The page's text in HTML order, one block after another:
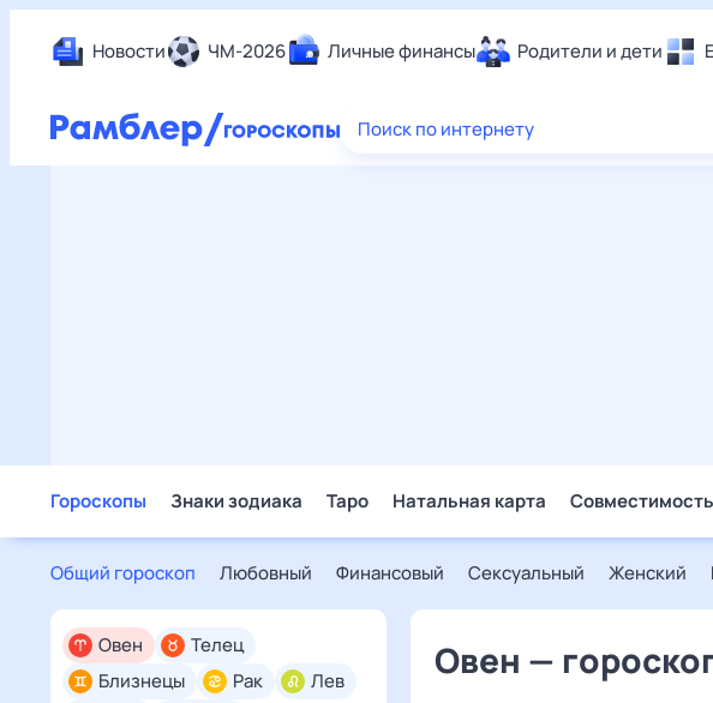
Новости ЧМ-2026 Личные финансы Родители и дети
Еда
Поиск по интернету
Гороскопы Знаки зодиака Таро Натальная карта Совместимость
Общий гороскоп Любовный Финансовый Сексуальный Женский
Овен
Телец
Близнецы
Рак
Лев
Овен —